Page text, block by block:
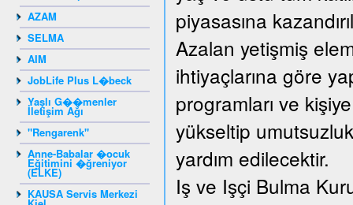
AZAM
SELMA
AIM
JobLife Plus L�beck
Yaşlı G��menler
İletişim Ağı
"Rengarenk"
Anne-Babalar �ocuk
Eğitimini �ğreniyor
(ELKE)
KAUSA Servis Merkezi
piyasasına
Azalan yetişmiş
ihtiyaçlarına göre
programları ve
yükseltip
yardım edilecektir.
Iş ve Işçi Bulma